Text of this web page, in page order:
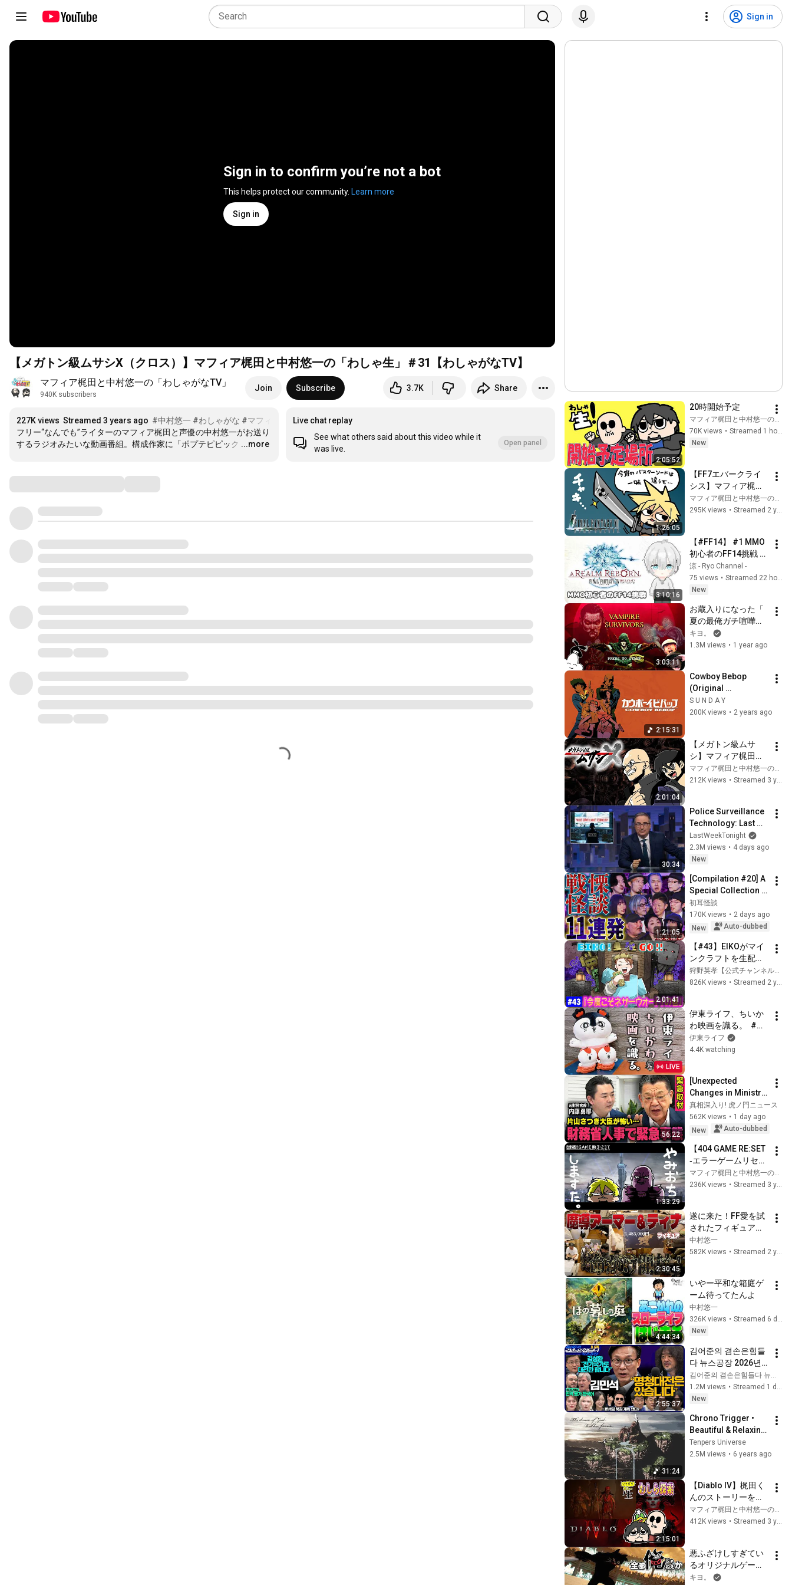
Sign in
Sign in to confirm you’re not a bot
This helps protect our community. Learn more
Sign in
【メガトン級ムサシX（クロス）】マフィア梶田と中村悠一の「わしゃ生」＃31【わしゃがなTV】
マフィア梶田と中村悠一の「わしゃがなTV」
940K subscribers
Join Subscribe 3.7K Share
227K views Streamed 3 years ago #中村悠一 #わしゃがな #マフィア梶田
フリー“なんでも”ライターのマフィア梶田と声優の中村悠一がお送り
するラジオみたいな動画番組。構成作家に「ポプテピピック …
...more
Live chat replay
See what others said about this video while it
was live.
Open panel
2:05:52
20時開始予定
マフィア梶田と中村悠一の「わしゃがなTV」
70K views •
Streamed 1 hour ago
New
1:26:05
【FF7エバークライ
シス】マフィア梶田
と中村悠一の「わし
ゃ生」＃38【わしゃ
マフィア梶田と中村悠一の「わしゃがなTV」
295K views • Streamed 2 years ago
3:10:16
【#FF14】 #1 MMO
初心者のFF14挑戦 キ
ャラクタークリエイ
トから 【チル枠/涼】
涼 - Ryo Channel -
75 views •
Streamed 22 hours ago
New
3:03:11
お蔵入りになった「
夏の最俺ガチ喧嘩ス
ペシャル 」
キヨ。
1.3M views • 1 year ago
2:15:31
Cowboy Bebop
(Original
Soundtrack) by
Seatbelts - 1998
S U N D A Y
200K views • 2 years ago
2:01:04
【メガトン級ムサ
シ】マフィア梶田と
中村悠一の「わしゃ
生」＃28【わしゃが
マフィア梶田と中村悠一の「わしゃがなTV」
212K views • Streamed 3 years ago
30:34
Police Surveillance
Technology: Last
Week Tonight with
John Oliver (HBO)
LastWeekTonight
2.3M views • 4 days ago
New
1:21:05
[Compilation #20] A
Special Collection
of 11 Terrifying
Ghost Stories
[Murata Ramu]
初耳怪談
170K views • 2 days ago
New
Auto-dubbed
2:01:41
【#43】EIKOがマイ
ンクラフトを生配信
【今度こそネザーウ
ォート！の巻】
狩野英孝【公式チャンネル】EIKO!GO!!
826K views • Streamed 2 years ago
LIVE
伊東ライフ、ちいか
わ映画を識る。  #伊
東ライフ
伊東ライフ
4.4K watching
56:22
[Unexpected
Changes in Ministry
of Finance
Personnel]
*Emergency
Former Bureaucr...
真相深入り! 虎ノ門ニュース
562K views • 1 day ago
New
Auto-dubbed
1:33:29
【404 GAME RE:SET
‐エラーゲームリセッ
ト‐】マフィア梶田と
中村悠一の「わしゃ
マフィア梶田と中村悠一の「わしゃがなTV」
236K views • Streamed 3 years ago
2:30:45
遂に来た！FF愛を試
されたフィギュアを2
人で開封！1人は辞め
とけ！！
中村悠一
582K views • Streamed 2 years ago
4:44:34
いやー平和な箱庭ゲ
ーム待ってたんよ
中村悠一
326K views •
Streamed 6 days ago
New
2:55:37
김어준의 겸손은힘들
다 뉴스공장 2026년 8
월 6일 목요일 [김민
석, 김성환, 홍사훈X주
진우X봉지욱X박시동,
1.2M views •
New
31:24
Chrono Trigger •
Beautiful & Relaxing
Piano Covers 🎹
#tenpers
Tenpers Universe
2.5M views • 6 years ago
2:15:01
【Diablo IV】梶田く
んのストーリーを進
めるけどもめっちゃ
途中からなので雑談
マフィア梶田と中村悠一の「わしゃがなTV」
412K views • Streamed 3 years ago
悪ふざけしすぎてい
るオリジナルゲーム
『 全部俺じゃねえか
キヨ。